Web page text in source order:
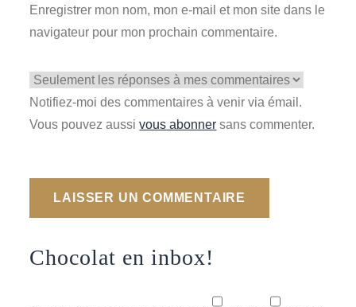
Enregistrer mon nom, mon e-mail et mon site dans le
navigateur pour mon prochain commentaire.
Notifiez-moi des commentaires à venir via émail.
Vous pouvez aussivous abonner sans commenter.
Chocolat en inbox!